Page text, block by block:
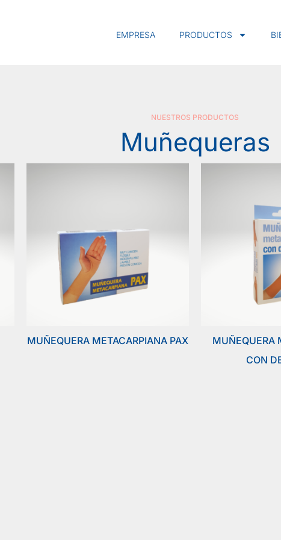
EMPRESA
PRODUCTOS
NUESTROS PRODUCTOS
Muñequeras
MUÑEQUERA METACARPIANA PAX
MUÑEQUERA
CON